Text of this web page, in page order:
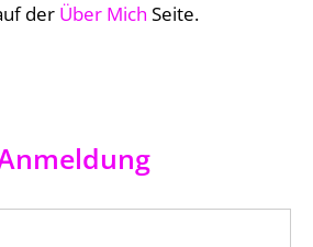
der Über Mich Seite.